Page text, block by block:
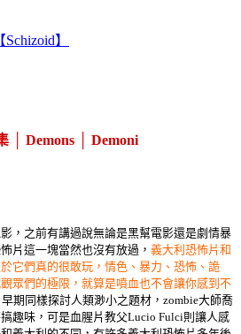
【Schizoid】
│ Demons │ Demoni
，之前有講過說無論是黑幫電影還是劇情暴
片這一塊當然也沒有放過， 義大利恐怖片和
它們真的很敢玩，情色、暴力、恐怖、詭
眾們的極限，就算是噴血也不會讓你感到不
早期同樣探討人類渺小之題材，zombie大師喬
趣味，可是血腥片教父Lucio Fulci則讓人感